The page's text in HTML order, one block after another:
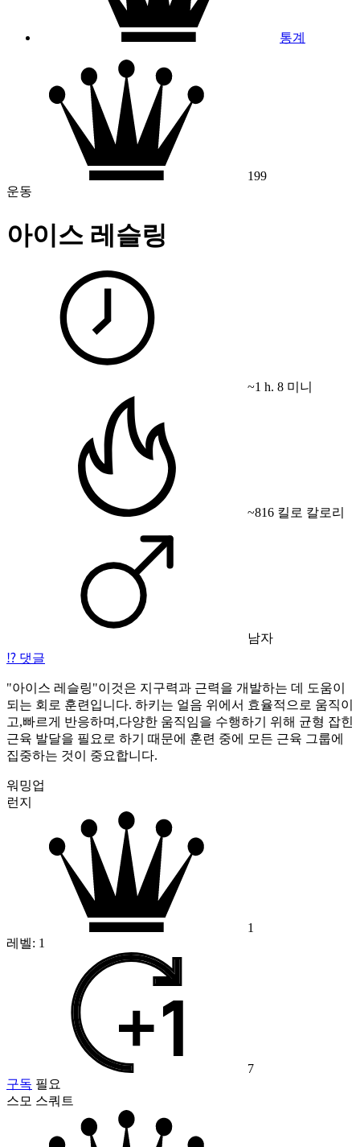
통계
199
운동
아이스 레슬링
~1 h. 8 미니
~816 킬로 칼로리
남자
⁉️ 댓글
"아이스 레슬링"이것은 지구력과 근력을 개발하는 데 도움이
되는 회로 훈련입니다. 하키는 얼음 위에서 효율적으로 움직이
고,빠르게 반응하며,다양한 움직임을 수행하기 위해 균형 잡힌
근육 발달을 필요로 하기 때문에 훈련 중에 모든 근육 그룹에
집중하는 것이 중요합니다.
워밍업
런지
1
레벨: 1
7
구독 필요
스모 스쿼트